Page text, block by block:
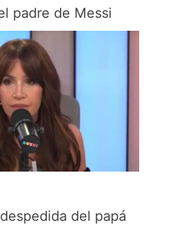
padre de Messi
del papá